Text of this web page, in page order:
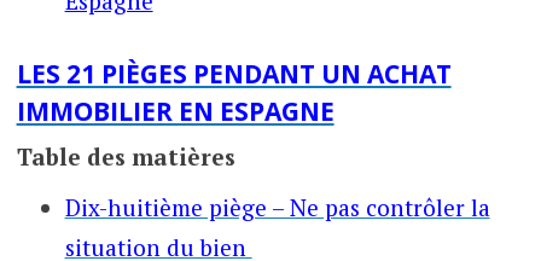
LES 21 PIÈGES PENDANT UN ACHAT
IMMOBILIER EN ESPAGNE
Table des matières
Dix-huitième piège – Ne pas contrôler la
situation du bien